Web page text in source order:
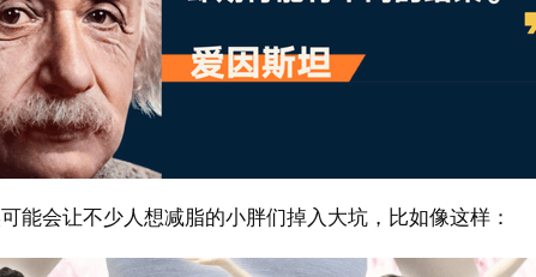
能会让不少人想减脂的小胖们掉入大坑，比如像这样：